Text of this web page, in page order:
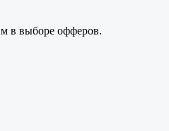
в выборе офферов.